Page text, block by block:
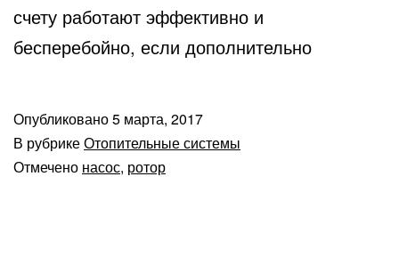
счету работают эффективно и
бесперебойно, если дополнительно
Опубликовано5 марта, 2017
В рубрикеОтопительные системы
Отмечено насос, ротор